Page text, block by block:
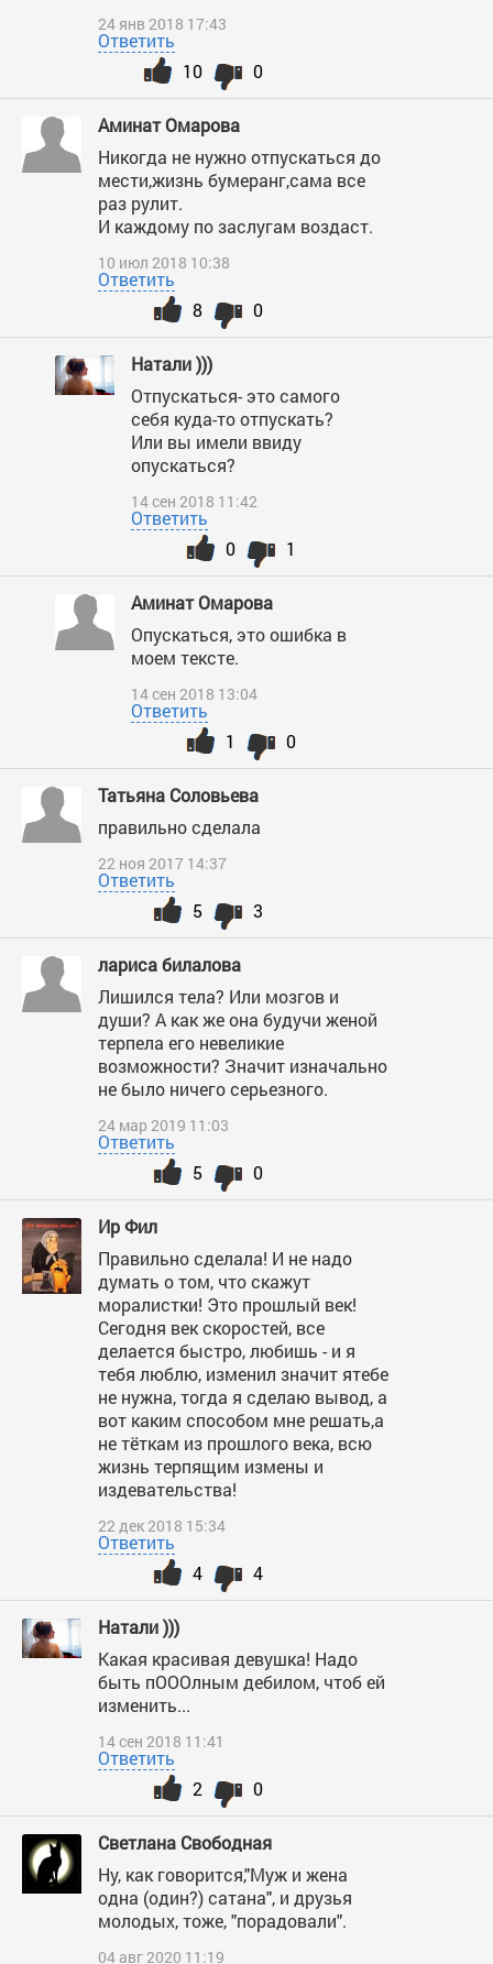
24 янв 2018 17:43
Ответить
0
10
Аминат Омарова
Никогда не нужно отпускаться до
мести,жизнь бумеранг,сама все
раз рулит.
И каждому по заслугам воздаст.
10 июл 2018 10:38
Ответить
0
8
Натали )))
Отпускаться- это самого
себя куда-то отпускать?
Или вы имели ввиду
опускаться?
14 сен 2018 11:42
Ответить
1
0
Аминат Омарова
Опускаться, это ошибка в
моем тексте.
14 сен 2018 13:04
Ответить
0
1
Татьяна Соловьева
правильно сделала
22 ноя 2017 14:37
Ответить
3
5
лариса билалова
Лишился тела? Или мозгов и
души? А как же она будучи женой
терпела его невеликие
возможности? Значит изначально
не было ничего серьезного.
24 мар 2019 11:03
Ответить
0
5
Ир Фил
Правильно сделала! И не надо
думать о том, что скажут
моралистки! Это прошлый век!
Сегодня век скоростей, все
делается быстро, любишь - и я
тебя люблю, изменил значит ятебе
не нужна, тогда я сделаю вывод, а
вот каким способом мне решать,а
не тёткам из прошлого века, всю
жизнь терпящим измены и
издевательства!
22 дек 2018 15:34
Ответить
4
4
Натали )))
Какая красивая девушка! Надо
быть пОООлным дебилом, чтоб ей
изменить...
14 сен 2018 11:41
Ответить
0
2
Светлана Свободная
Ну, как говорится,"Муж и жена
одна (один?) сатана", и друзья
молодых, тоже, "порадовали".
04 авг 2020 11:19